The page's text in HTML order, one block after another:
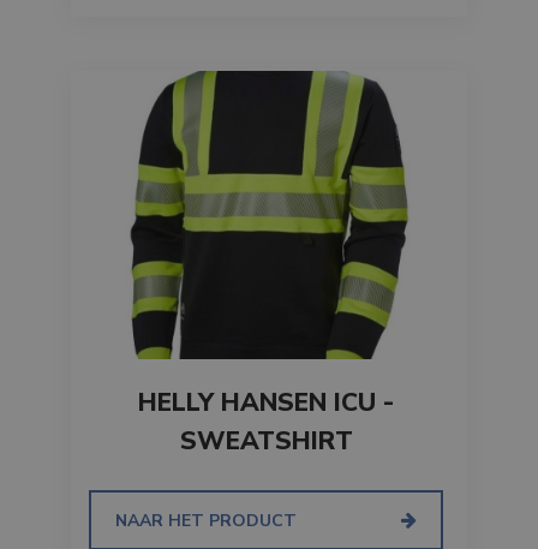
HELLY HANSEN ICU -
SWEATSHIRT
NAAR HET PRODUCT